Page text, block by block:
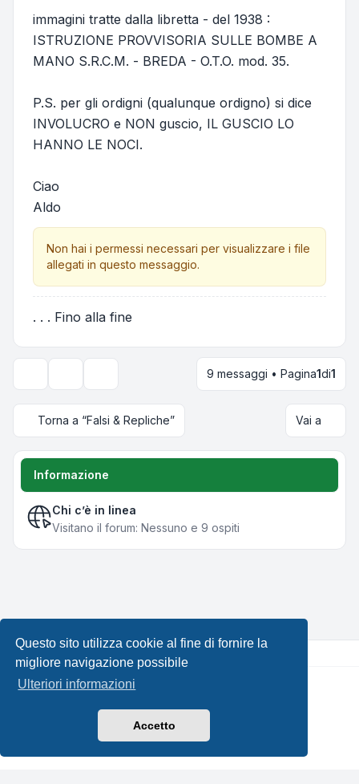
Questo sito utilizza cookie al fine di fornire la
migliore navigazione possibile
Ulteriori informazioni
Accetto
immagini tratte dalla libretta - del 1938 :
ISTRUZIONE PROVVISORIA SULLE BOMBE A
MANO S.R.C.M. - BREDA - O.T.O. mod. 35.
P.S. per gli ordigni (qualunque ordigno) si dice
INVOLUCRO e NON guscio, IL GUSCIO LO
HANNO LE NOCI.
Ciao
Aldo
Non hai i permessi necessari per visualizzare i file
allegati in questo messaggio.
. . . Fino alla fine
Opzioni di visualizzazione e ordinamento
9 messaggi • Pagina1di1
Torna a “Falsi & Repliche” Vai a
Informazione
Chi c’è in linea
Visitano il forum: Nessuno e 9 ospiti
Creato daphpBB® Forum Software © phpBB Limited •
Leenoz.com
phpBB-Italia.it
Condizioni|Tutti gli orari sono